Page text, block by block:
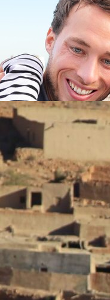
?
une RC, il n’est
des garanties